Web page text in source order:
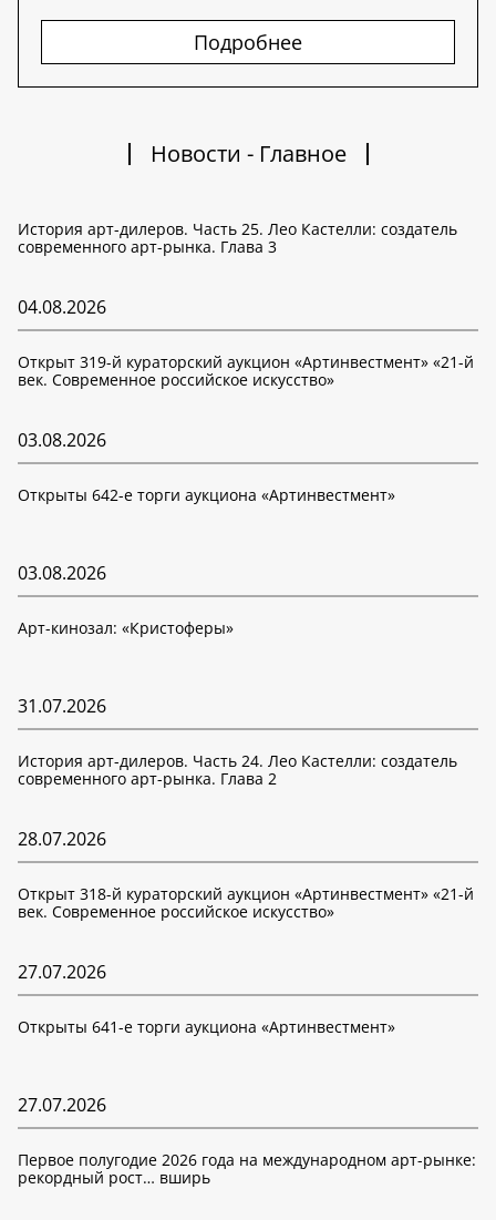
Подробнее
Новости - Главное
История арт-дилеров. Часть 25. Лео Кастелли: создатель
современного арт-рынка. Глава 3
04.08.2026
Открыт 319-й кураторский аукцион «Артинвестмент» «21-й
век. Современное российское искусство»
03.08.2026
Открыты 642-е торги аукциона «Артинвестмент»
03.08.2026
Арт-кинозал: «Кристоферы»
31.07.2026
История арт-дилеров. Часть 24. Лео Кастелли: создатель
современного арт-рынка. Глава 2
28.07.2026
Открыт 318-й кураторский аукцион «Артинвестмент» «21-й
век. Современное российское искусство»
27.07.2026
Открыты 641-е торги аукциона «Артинвестмент»
27.07.2026
Первое полугодие 2026 года на международном арт-рынке:
рекордный рост… вширь